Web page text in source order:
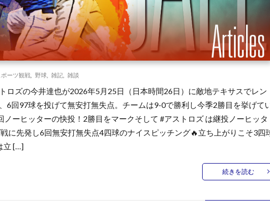
ポーツ観戦 野球 雑記 雑談
ロズの今井達也が2026年5月25日（日本時間26日）に敵地テキサスでレン
6回97球を投げて無安打無失点。チームは9-0で勝利し今季2勝目を挙げて
ノーヒッターの快投！2勝目をマークそして #アストロズ は継投ノーヒッタ
に先発し6回無安打無失点4四球のナイスピッチング🔥立ち上がりこそ3四
立 […]
続きを読む